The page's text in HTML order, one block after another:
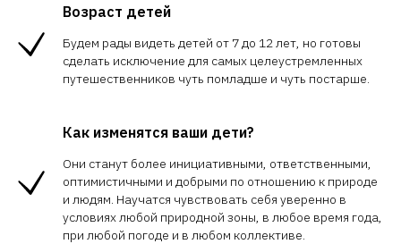
Возраст детей
Будем рады видеть детей от 7 до 12 лет, но готовы
сделать исключение для самых целеустремленных
путешественников чуть помладше и чуть постарше.
Как изменятся ваши дети?
Они станут более инициативными, ответственными,
оптимистичными и добрыми по отношению к природе
и людям. Научатся чувствовать себя уверенно в
условиях любой природной зоны, в любое время года,
при любой погоде и в любом коллективе.